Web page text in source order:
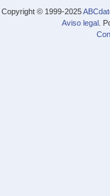
Copyright © 1999-2025
Aviso legal .